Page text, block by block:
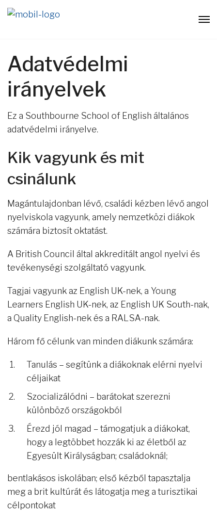
Adatvédelmi
irányelvek
Ez a Southbourne School of English általános
adatvédelmi irányelve.
Kik vagyunk és mit
csinálunk
Magántulajdonban lévő, családi kézben lévő angol
nyelviskola vagyunk, amely nemzetközi diákok
számára biztosít oktatást.
A British Council által akkreditált angol nyelvi és
tevékenységi szolgáltató vagyunk.
Tagjai vagyunk az English UK-nek, a Young
Learners English UK-nek, az English UK South-nak,
a Quality English-nek és a RALSA-nak.
Három fő célunk van minden diákunk számára:
Tanulás – segítünk a diákoknak elérni nyelvi
céljaikat
Szocializálódni – barátokat szerezni
különböző országokból
Érezd jól magad – támogatjuk a diákokat,
hogy a legtöbbet hozzák ki az életből az
Egyesült Királyságban; családoknál;
bentlakásos iskolában; első kézből tapasztalja
meg a brit kultúrát és látogatja meg a turisztikai
célpontokat